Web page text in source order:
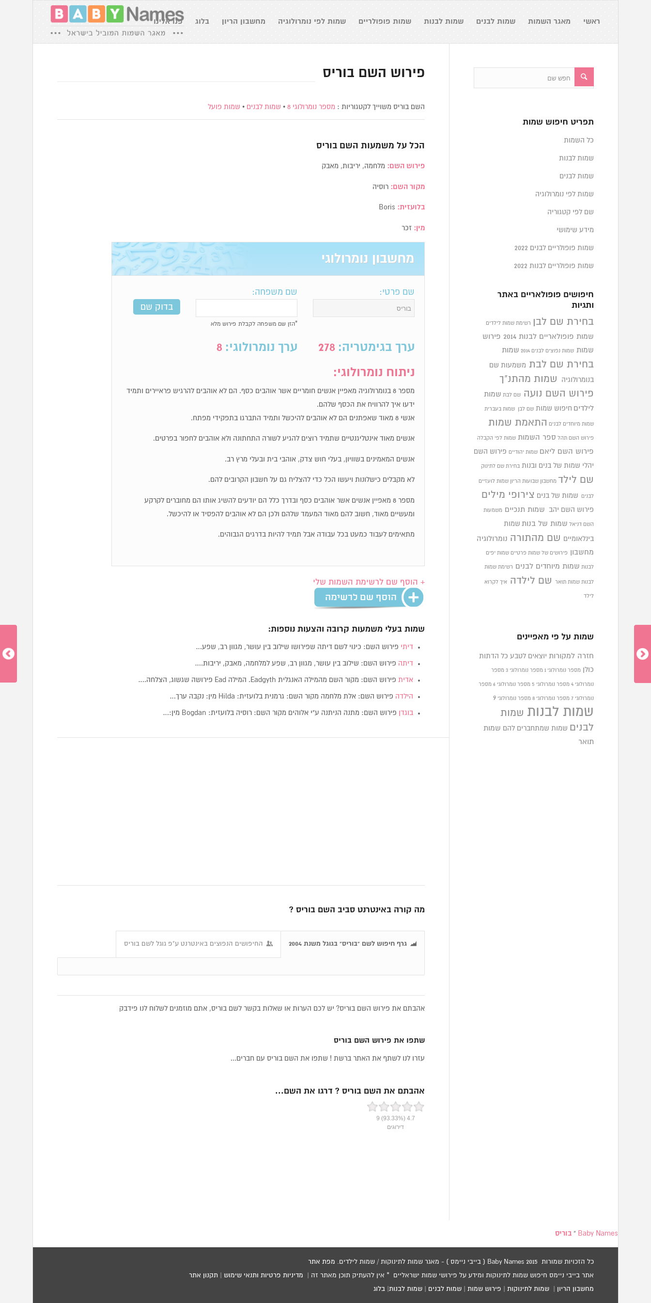
ראשי מאגר השמות שמות לבנים שמות לבנות שמות פופולריים שמות לפי נומרולוגיה מחשבון הריון בלוג פנו אלינו
פירוש השם בוריס
השם בוריס משוייך לקטגוריות : מספר נומרולוגי 8 • שמות לבנים • שמות פועל
הכל על משמעות השםבוריס
פירוש השם: מלחמה, יריבות, מאבק
מקור השם: רוסיה
בלועזית:
מין: זכר
מחשבון נומרולוגי
שם פרטי: שם משפחה:
*הזן שם משפחה לקבלת פירוש מלא
ערך בגימטריה: 278 ערך נומרולוגי: 8
ניתוח נומרולוגי:
מספר 8 בנומרולוגיה מאפיין אנשים חומריים אשר אוהבים כסף. הם לא אוהבים להרגיש פראיירים ותמיד
ידעו איך להרוויח את הכסף שלהם.
אנשי 8 מאוד שאפתנים הם לא אוהבים להיכשל ותמיד התברגו בתפקידי מפתח.
אנשים מאוד אינטליגנטיים שתמיד רוצים להגיע לשורה התחתונה ולא אוהבים לחפור בפרטים.
אנשים המאמינים בשוויון, בעלי חוש צדק, אוהבי בית ובעלי מרץ רב.
לא מקבלים כישלונות ויעשו הכל כדי להצליח גם על חשבון הקרובים להם.
מספר 8 מאפיין אנשים אשר אוהבים כסף ובדרך כלל הם יודעים להשיג אותו הם מחוברים לקרקע
ומעשיים מאוד, חשוב להם מאוד המעמד שלהם ולכן הם לא אוהבים להפסיד או להיכשל.
מתאימים לעבוד כמעט בכל עבודה אבל תמיד להיות בדרגים הגבוהים.
+ הוסף שם לרשימת השמות שלי
שמות בעלי משמעות קרובה והצעות נוספות:
דיתי פירוש השם: כינוי לשם דיתה שפירושו שילוב בין עושר, מגוון רב, שפע…
דיתה פירוש השם: שילוב בין עושר, מגוון רב, שפע למלחמה, מאבק, יריבות.…
אדית פירוש השם: מקור השם מהמילה האנגלית Eadgyth. המילה Ead פירושה שגשוג, הצלחה.…
הילדה פירוש השם: אלת מלחמה מקור השם: גרמנית בלועזית: Hilda מין: נקבה ערך…
בוגדן פירוש השם: מתנה הניתנה ע"י אלוהים מקור השם: רוסיה בלועזית: Bogdan מין:…
מה קורה באינטרנט סביב השם בוריס ?
גרף חיפוש לשם "בוריס" בגוגל משנת 2004 החיפושים הנפוצים באינטרנט ע"פ גוגל לשם בוריס
אהבתם את פירוש השם בוריס? יש לכם הערות או שאלות בקשר לשם בוריס, אתם מוזמנים לשלוח לנו פידבק
שתפו את פירוש השם בוריס
עזרו לנו לשתף את האתר ברשת ! שתפו את השם בוריס עם חברים...
אהבתם את השם בוריס ? דרגו את השם...
4.7
(93.33%)
9
דירוגים
תפריט חיפוש שמות
כל השמות
שמות לבנות
שמות לבנים
שמות לפי נומרולוגיה
שם לפי קטגוריה
מידע שימושי
שמות פופולריים לבנים 2022
שמות פופולריים לבנות 2022
חיפושים פופולאריים באתר
ותגיות
בחירת שם לבן רשימת שמות לילדים
שמות פופולאריים לבנות 2014 פירוש
שמות שמות נפוצים לבנים 2014 שמות
בחירת שם לבת משמעות שם
בנומרולוגיה
שמות מהתנ"ך
פירוש השם נועה
שם לבת שמות
לילדים חיפוש שמות שם לבן שמות בעברית
שמות מיוחדים לבנים התאמת שמות
פירוש השם תהל ספר השמות שמות לפי הקבלה
פירוש השם ליאם שמות יהודיים פירוש השם
יהלי שמות של בנים ובנות בחירת שם לתינוק
שם לילד מחשבון שבועות הריון שמות לועזיים
לבנים שמות של בנים צירופי מילים
פירוש השם יהב שמות תנכיים משמעות
השם דניאל שמות של בנות שמות
בינלאומיים שם מהתורה נומרולוגיה
מחשבון פירושים של שמות פרטיים שמות יפים
לבנות שמות מיוחדים לבנים רשימת שמות
לבנות שמות תואר שם לילדה איך לקרוא
לילד
שמות על פי מאפיינים
חזרה למקורות יוצאים לטבע כל הדתות
כולן מספר נומרולוגי 1 מספר נומרולוגי 3 מספר
נומרולוגי 4 מספר נומרולוגי 5 מספר נומרולוגי 6 מספר
נומרולוגי 7 מספר נומרולוגי 8 מספר נומרולוגי9
שמות לבנות שמות
לבנים
שמות שמתחברים להם שמות
תואר
Baby Names
»בוריס
כל הזכויות שמורות 2015 Baby Names ( בייבי ניימס ) - מאגר שמות לתינוקות / שמות לילדים. מפת אתר
אתר בייבי ניימס חיפוש שמות לתינוקות ומידע על פירושי שמות ישראליים * אין להעתיק תוכן מאתר זה | מדיניות פרטיות ותנאי שימוש תקנון אתר
מחשבון הריון |שמות לתינוקות פירוש שמות |שמות לבנים |שמות לבנות בלוג